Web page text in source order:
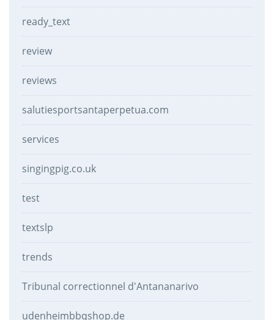
ready_text
review
reviews
salutiesportsantaperpetua.com
services
singingpig.co.uk
test
textslp
trends
Tribunal correctionnel d'Antananarivo
udenheimbbqshop.de